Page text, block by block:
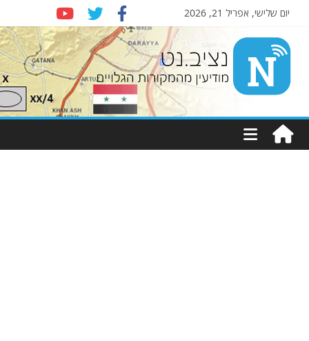
יום שלישי, אפריל 21, 2026
Nziv.net
מודיעין
מהמקורות